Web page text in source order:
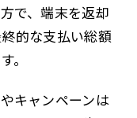
で、端末を返却
的な支払い総額
。
キャンペーンは